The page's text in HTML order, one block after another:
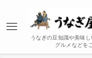
うなぎの豆知識や美味
グルメなどを